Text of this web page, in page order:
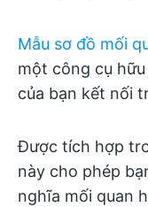
Mẫu sơ đồ mối
một công cụ
của bạn kết nối
Được tích hợp
này cho phép
nghĩa mối quan